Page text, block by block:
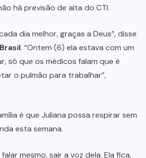
há previsão de alta do CTI.
dia melhor, graças a Deus”, disse
. “Ontem (6) ela estava com um
só que os médicos falam que é
o pulmão para trabalhar”,
é que Juliana possa respirar sem
esta semana.
mesmo, sair a voz dela. Ela fica,